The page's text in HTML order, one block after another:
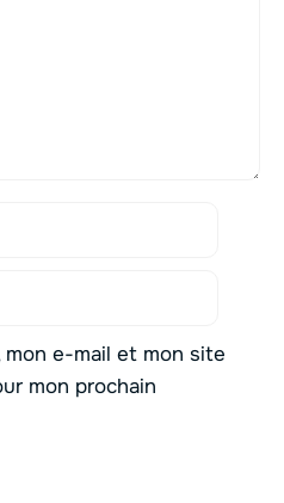
mon e-mail et mon site
mon prochain